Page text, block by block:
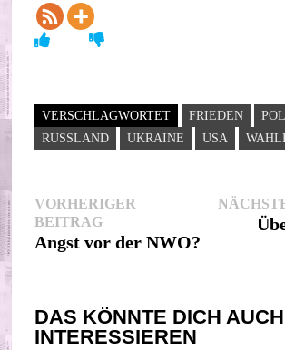
VERSCHLAGWORTET FRIEDEN
RUSSLAND
UKRAINE USA
VORHERIGER
BEITRAGVorheriger
Beitrag:
Angst vor der NWO?
DAS KÖNNTE DICH AUCH
INTERESSIEREN